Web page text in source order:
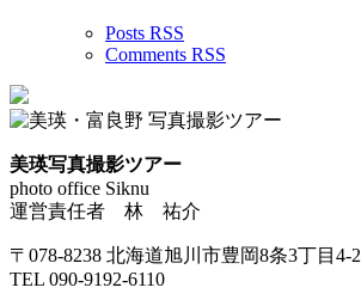
Posts RSS
Comments RSS
美瑛写真撮影ツアー
photo office Siknu
運営責任者 林 祐介
〒078-8238 北海道旭川市豊岡8条3丁目4-2
TEL 090-9192-6110